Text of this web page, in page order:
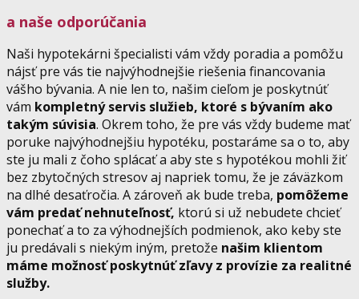
a naše odporúčania
Naši hypotekárni špecialisti vám vždy poradia a pomôžu
nájsť pre vás tie najvýhodnejšie riešenia financovania
vášho bývania. A nie len to, našim cieľom je poskytnúť
vám kompletný servis služieb, ktoré s bývaním ako
takým súvisia. Okrem toho, že pre vás vždy budeme mať
poruke najvýhodnejšiu hypotéku, postaráme sa o to, aby
ste ju mali z čoho splácať a aby ste s hypotékou mohli žiť
bez zbytočných stresov aj napriek tomu, že je záväzkom
na dlhé desaťročia. A zároveň ak bude treba, pomôžeme
vám predať nehnuteľnosť, ktorú si už nebudete chcieť
ponechať a to za výhodnejších podmienok, ako keby ste
ju predávali s niekým iným, pretože našim klientom
máme možnosť poskytnúť zľavy z provízie za realitné
služby.